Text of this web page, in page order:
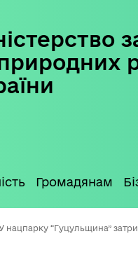
Громадянам
нацпарку “Гуцульщина”